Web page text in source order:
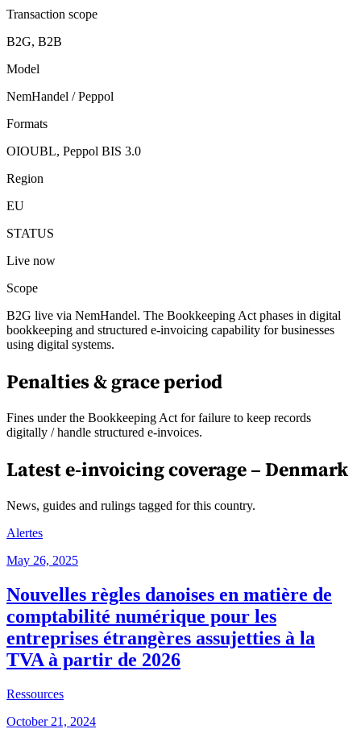
Transaction scope
B2G, B2B
Model
NemHandel / Peppol
Formats
OIOUBL, Peppol BIS 3.0
Region
EU
STATUS
Live now
Scope
B2G live via NemHandel. The Bookkeeping Act phases in digital
bookkeeping and structured e-invoicing capability for businesses
using digital systems.
Penalties & grace period
Fines under the Bookkeeping Act for failure to keep records
digitally / handle structured e-invoices.
Latest e-invoicing coverage –Denmark
News, guides and rulings tagged for this country.
Alertes
May 26, 2025
Nouvelles règles danoises en matière de
comptabilité numérique pour les
entreprises étrangères assujetties à la
TVA à partir de 2026
Ressources
October 21, 2024